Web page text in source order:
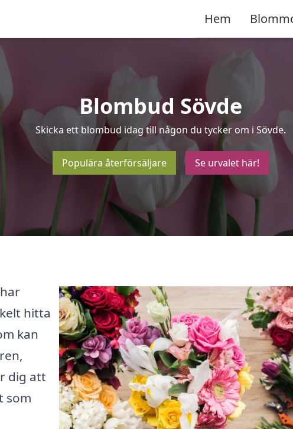
Hem
Blombud Sövde
Skicka ett blombud idag till någon du tycker om i Sövde.
Populära återförsäljare Se urvalet här!
hitta
kan
dig att
som